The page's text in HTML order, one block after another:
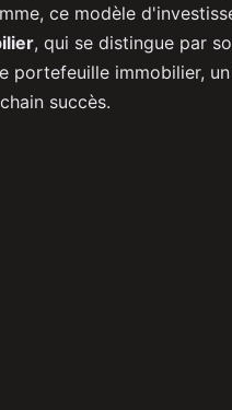
ce modèle
, qui se distingue par
portefeuille immobilier, un
succès.